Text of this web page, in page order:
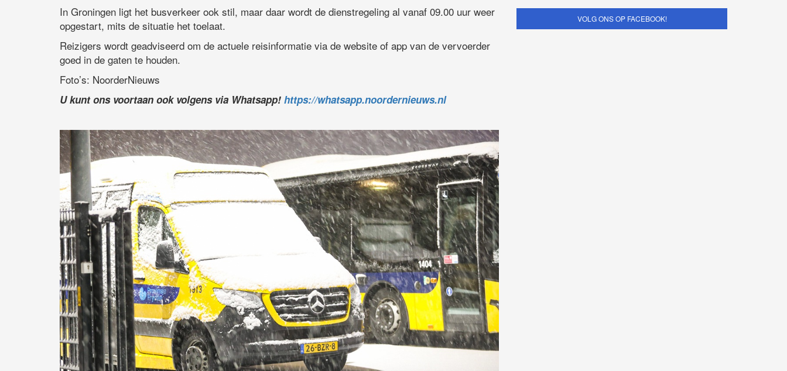
In Groningen ligt het busverkeer ook stil, maar daar wordt de dienstregeling al vanaf 09.00 uur weer
opgestart, mits de situatie het toelaat.
Reizigers wordt geadviseerd om de actuele reisinformatie via de website of app van de vervoerder
goed in de gaten te houden.
Foto’s: NoorderNieuws
U kunt ons voortaan ook volgens via Whatsapp! https://whatsapp.noordernieuws.nl
VOLG ONS OP FACEBOOK!